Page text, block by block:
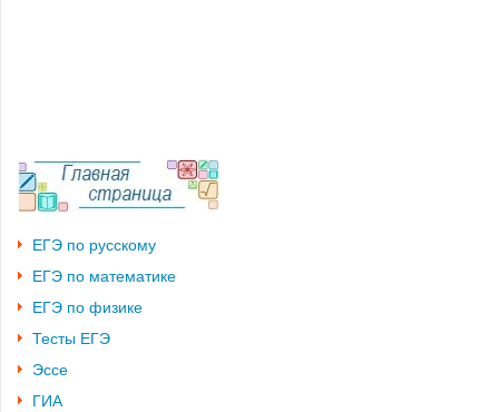
ЕГЭ по русскому
ЕГЭ по математике
ЕГЭ по физике
Тесты ЕГЭ
Эссе
ГИА